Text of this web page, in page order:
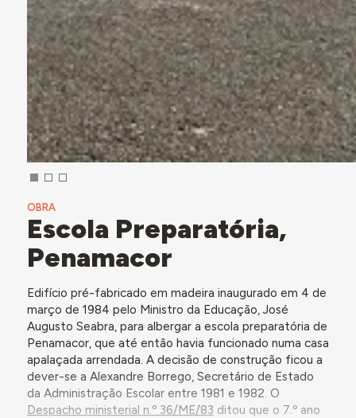
OBRA
Escola Preparatória,
Penamacor
Edifício pré-fabricado em madeira inaugurado em 4 de
março de 1984 pelo Ministro da Educação, José
Augusto Seabra, para albergar a escola preparatória de
Penamacor, que até então havia funcionado numa casa
apalaçada arrendada. A decisão de construção ficou a
dever-se a Alexandre Borrego, Secretário de Estado
da Administração Escolar entre 1981 e 1982. O
Despacho ministerial n.º 36/ME/83 ditou que o 7.º ano